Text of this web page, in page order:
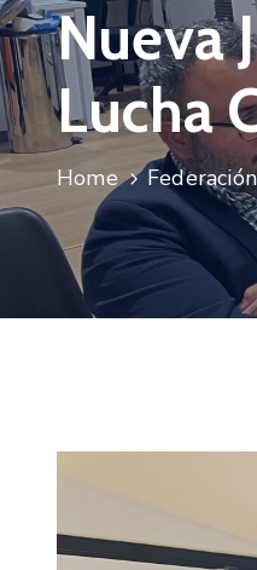
Nueva
Lucha
Home Federación